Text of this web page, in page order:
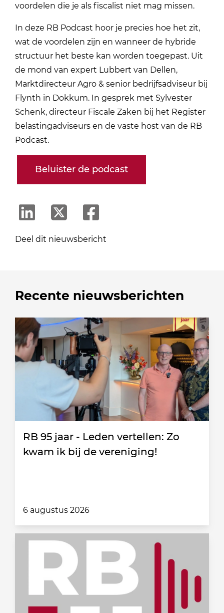
voordelen die je als fiscalist niet mag missen.
In deze RB Podcast hoor je precies hoe het zit,
wat de voordelen zijn en wanneer de hybride
structuur het beste kan worden toegepast. Uit
de mond van expert Lubbert van Dellen,
Marktdirecteur Agro & senior bedrijfsadviseur bij
Flynth in Dokkum. In gesprek met Sylvester
Schenk, directeur Fiscale Zaken bij het Register
belastingadviseurs en de vaste host van de RB
Podcast.
Beluister de podcast
Deel dit nieuwsbericht
Recente nieuwsberichten
RB 95 jaar - Leden vertellen: Zo
kwam ik bij de vereniging!
6 augustus 2026